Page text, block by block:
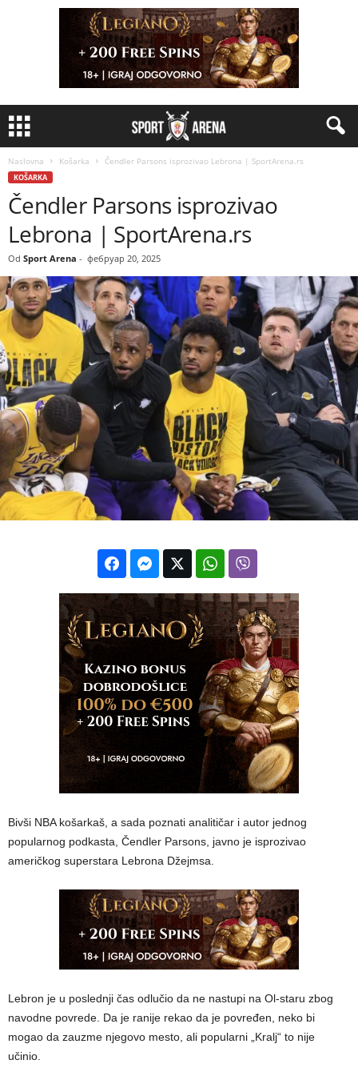
Naslovna Košarka Čendler Parsons isprozivao Lebrona | SportArena.rs
KOŠARKA
Čendler Parsons isprozivao
Lebrona | SportArena.rs
Od Sport Arena - фебруар 20, 2025
Bivši NBA košarkaš, a sada poznati analitičar i autor jednog
popularnog podkasta, Čendler Parsons, javno je isprozivao
američkog superstara Lebrona Džejmsa.
Lebron je u poslednji čas odlučio da ne nastupi na Ol-staru zbog
navodne povrede. Da je ranije rekao da je povređen, neko bi
mogao da zauzme njegovo mesto, ali popularni „Kralj“ to nije
učinio.